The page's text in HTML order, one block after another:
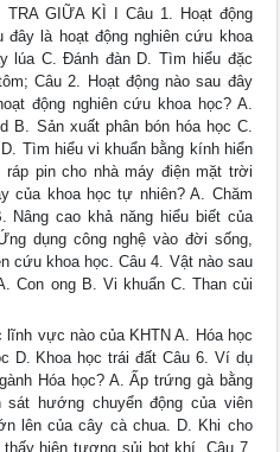
GIỮA KÌ I Câu 1. Hoạt động
đây là hoạt động nghiên cứu khoa
lúa C. Đánh đàn D. Tìm hiểu đặc
Câu 2. Hoạt động nào sau đây
động nghiên cứu khoa học? A.
B. Sản xuất phân bón hóa học C.
Tìm hiểu vi khuẩn bằng kính hiển
pin cho nhà máy điện mặt trời
của khoa học tự nhiên? A. Chăm
cao khả năng hiểu biết của
dụng công nghệ vào đời sống,
cứu khoa học. Câu 4. Vật nào sau
Con ong B. Vi khuẩn C. Than củi
vực nào của KHTN A. Hóa học
D. Khoa học trái đất Câu 6. Ví dụ
Hóa học? A. Ấp trứng gà bằng
sát hướng chuyển động của viên
lên của cây cà chua. D. Khi cho
thấy hiện tượng sủi bọt khí. Câu 7.